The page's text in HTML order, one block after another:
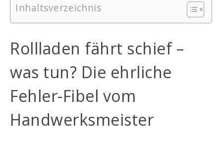
Inhaltsverzeichnis
Rollladen fährt schief –
was tun? Die ehrliche
Fehler-Fibel vom
Handwerksmeister